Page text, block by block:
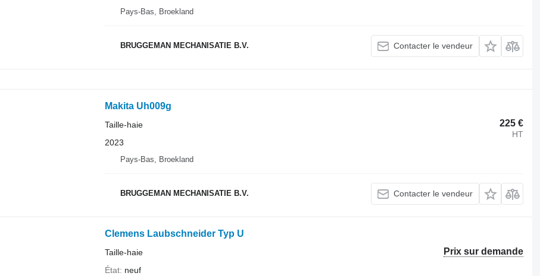
Pays-Bas, Broekland
BRUGGEMAN MECHANISATIE B.V. Contacter le vendeur
Makita Uh009g
225 €
HT
Taille-haie
2023
Pays-Bas, Broekland
BRUGGEMAN MECHANISATIE B.V. Contacter le vendeur
Clemens Laubschneider Typ U
Prix sur demande
Taille-haie
État neuf